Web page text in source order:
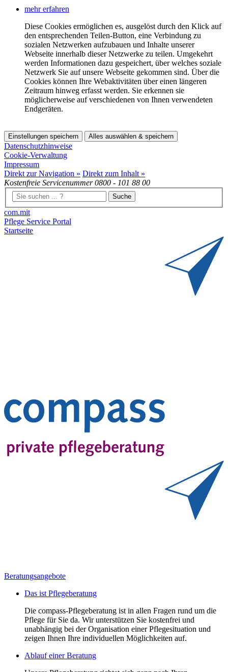
mehr erfahren
Diese Cookies ermöglichen es, ausgelöst durch den Klick auf
den entsprechenden Teilen-Button, eine Verbindung zu
sozialen Netzwerken aufzubauen und Inhalte unserer
Webseite innerhalb dieser Netzwerke zu teilen. Umgekehrt
werden Informationen dazu gespeichert, über welches soziale
Netzwerk Sie auf unsere Webseite gekommen sind. Über die
Cookies können Ihre Webaktivitäten über einen längeren
Zeitraum hinweg erfasst werden. Sie erkennen sie
möglicherweise auf verschiedenen von Ihnen verwendeten
Endgeräten.
Einstellungen speichern Alles auswählen & speichern
Datenschutzhinweise
Cookie-Verwaltung
Impressum
Direkt zur Navigation » Direkt zum Inhalt »
Kostenfreie Servicenummer0800 - 101 88 00
Suche
com.mit
Pflege Service Portal
Startseite
Beratungsangebote
Das ist Pflegeberatung
Die compass-Pflegeberatung ist in allen Fragen rund um die
Pflege für Sie da. Wir unterstützen Sie kostenfrei und
unabhängig bei der Organisation einer Pflegesituation und
zeigen Ihnen Ihre individuellen Möglichkeiten auf.
Ablauf einer Beratung